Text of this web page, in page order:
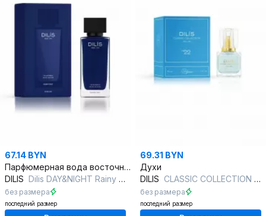
67.14 BYN
Парфюмерная вода восточные фужерные, 100 мл
DILIS Dilis DAY&NIGHT Rainy Day
без размера
последний размер
69.31 BYN
Духи
DILIS CLASSIC COLLECTION №22
без размера
последний размер